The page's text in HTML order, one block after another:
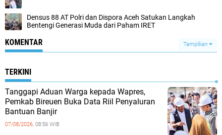
Densus 88 AT Polri dan Dispora Aceh Satukan Langkah
Bentengi Generasi Muda dari Paham IRET
KOMENTAR Tampilkan
TERKINI
Tanggapi Aduan Warga kepada Wapres,
Pemkab Bireuen Buka Data Riil Penyaluran
Bantuan Banjir
07/08/2026, 08:56 WIB